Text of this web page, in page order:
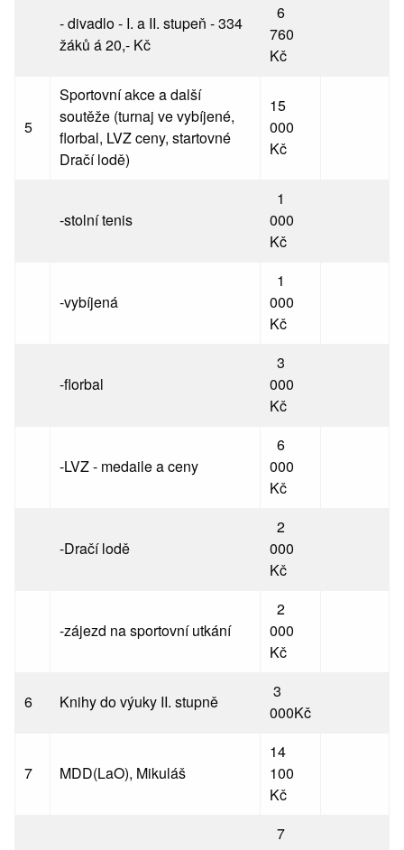
- divadlo - I. a II. stupeň - 334
žáků á 20,- Kč
6
760
Kč
5
Sportovní akce a další
soutěže (turnaj ve vybíjené,
florbal, LVZ ceny, startovné
Dračí lodě)
15
000
Kč
-stolní tenis
1
000
Kč
-vybíjená
1
000
Kč
-florbal
3
000
Kč
-LVZ - medaile a ceny
6
000
Kč
-Dračí lodě
2
000
Kč
-zájezd na sportovní utkání
2
000
Kč
6 Knihy do výuky II. stupně
3
000Kč
7 MDD(LaO), Mikuláš
14
100
Kč
7